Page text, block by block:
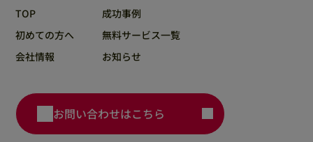
TOP
成功事例
初めての方へ
無料サービス一覧
会社情報
お知らせ
お問い合わせはこちら